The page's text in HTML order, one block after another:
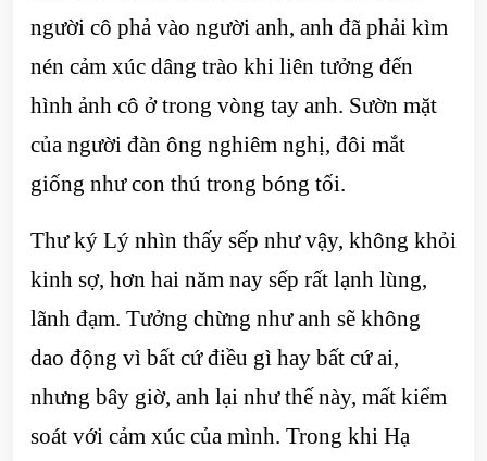
người cô phả vào người anh, anh đã phải kìm
nén cảm xúc dâng trào khi liên tưởng đến
hình ảnh cô ở trong vòng tay anh. Sườn mặt
của người đàn ông nghiêm nghị, đôi mắt
giống như con thú trong bóng tối.
Thư ký Lý nhìn thấy sếp như vậy, không khỏi
kinh sợ, hơn hai năm nay sếp rất lạnh lùng,
lãnh đạm. Tưởng chừng như anh sẽ không
dao động vì bất cứ điều gì hay bất cứ ai,
nhưng bây giờ, anh lại như thế này, mất kiểm
soát với cảm xúc của mình. Trong khi Hạ